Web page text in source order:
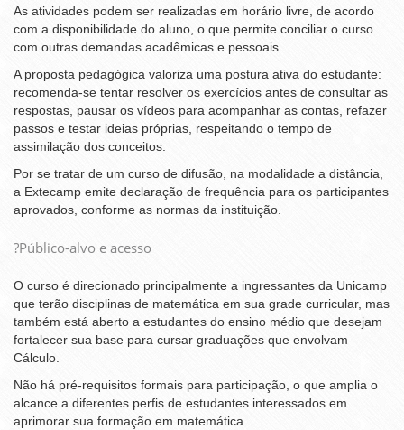
As atividades podem ser realizadas em horário livre, de acordo
com a disponibilidade do aluno, o que permite conciliar o curso
com outras demandas acadêmicas e pessoais.
A proposta pedagógica valoriza uma postura ativa do estudante:
recomenda-se tentar resolver os exercícios antes de consultar as
respostas, pausar os vídeos para acompanhar as contas, refazer
passos e testar ideias próprias, respeitando o tempo de
assimilação dos conceitos.
Por se tratar de um curso de difusão, na modalidade a distância,
a Extecamp emite declaração de frequência para os participantes
aprovados, conforme as normas da instituição.
?Público-alvo e acesso
O curso é direcionado principalmente a ingressantes da Unicamp
que terão disciplinas de matemática em sua grade curricular, mas
também está aberto a estudantes do ensino médio que desejam
fortalecer sua base para cursar graduações que envolvam
Cálculo.
Não há pré-requisitos formais para participação, o que amplia o
alcance a diferentes perfis de estudantes interessados em
aprimorar sua formação em matemática.